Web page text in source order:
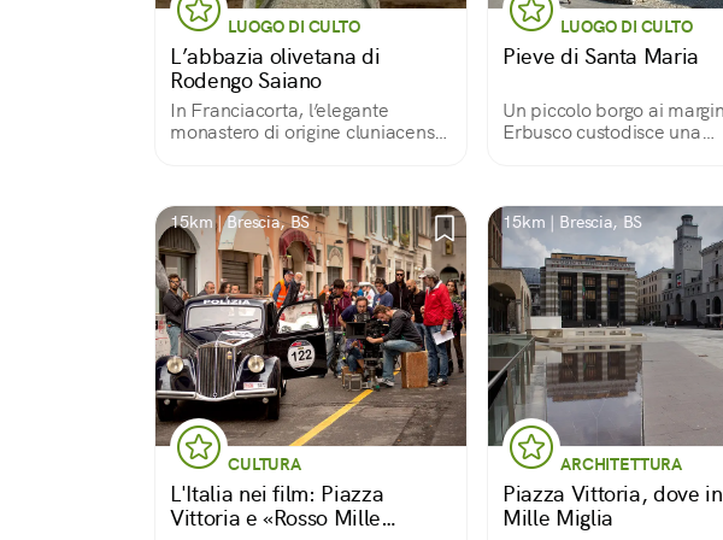
LUOGO DI CULTO
L’abbazia olivetana di
Rodengo Saiano
In Franciacorta, l’elegante
monastero di origine cluniacense
LUOGO DI CULTO
Pieve di Santa Maria
Un piccolo borgo ai
Erbusco custodisce una
15km | Brescia, BS
CULTURA
L'Italia nei film: Piazza
Vittoria e «Rosso Mille
15km | Brescia, BS
ARCHITETTURA
Piazza Vittoria, dove
Mille Miglia